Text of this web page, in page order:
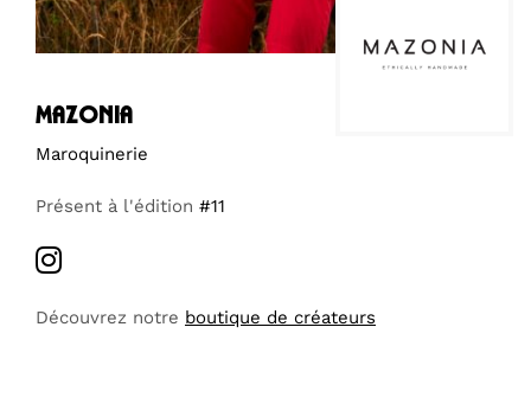
mazonia
Maroquinerie
Présent à l'édition #11
Découvrez notre boutique de créateurs